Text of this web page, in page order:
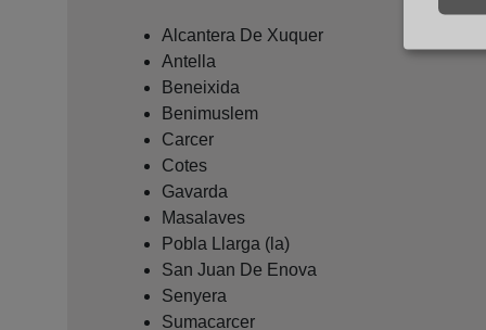
Alcantera De Xuquer
Antella
Beneixida
Benimuslem
Carcer
Cotes
Gavarda
Masalaves
Pobla Llarga (la)
San Juan De Enova
Senyera
Sumacarcer